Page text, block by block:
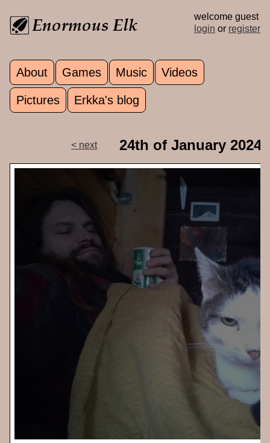
welcome guest
login or register
Main menu
About Games Music Videos
Pictures Erkka's blog
< next 24th of January 2024